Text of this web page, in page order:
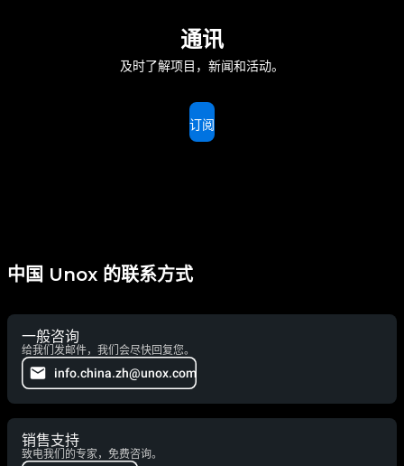
通讯
及时了解项目，新闻和活动。
订阅
中国 Unox 的联系方式
一般咨询
给我们发邮件，我们会尽快回复您。
info.china.zh@unox.com
销售支持
致电我们的专家，免费咨询。